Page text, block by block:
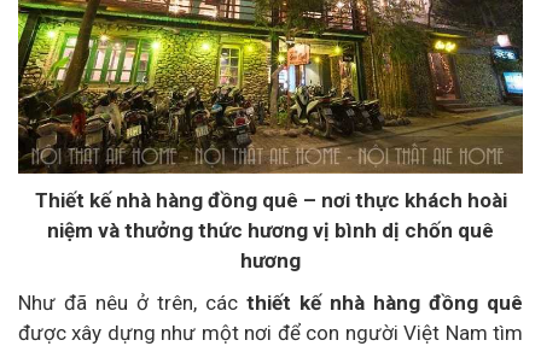
Thiết kế nhà hàng đồng quê – nơi thực khách hoài
niệm và thưởng thức hương vị bình dị chốn quê
hương
Như đã nêu ở trên, các thiết kế nhà hàng đồng quê
được xây dựng như một nơi để con người Việt Nam tìm